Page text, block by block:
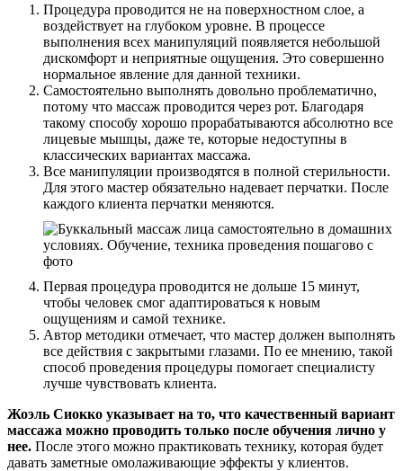
Процедура проводится не на поверхностном слое, а
воздействует на глубоком уровне. В процессе
выполнения всех манипуляций появляется небольшой
дискомфорт и неприятные ощущения. Это совершенно
нормальное явление для данной техники.
Самостоятельно выполнять довольно проблематично,
потому что массаж проводится через рот. Благодаря
такому способу хорошо прорабатываются абсолютно все
лицевые мышцы, даже те, которые недоступны в
классических вариантах массажа.
Все манипуляции производятся в полной стерильности.
Для этого мастер обязательно надевает перчатки. После
каждого клиента перчатки меняются.
Первая процедура проводится не дольше 15 минут,
чтобы человек смог адаптироваться к новым
ощущениям и самой технике.
Автор методики отмечает, что мастер должен выполнять
все действия с закрытыми глазами. По ее мнению, такой
способ проведения процедуры помогает специалисту
лучше чувствовать клиента.
Жоэль Сиокко указывает на то, что качественный вариант
массажа можно проводить только после обучения лично у
нее. После этого можно практиковать технику, которая будет
давать заметные омолаживающие эффекты у клиентов.